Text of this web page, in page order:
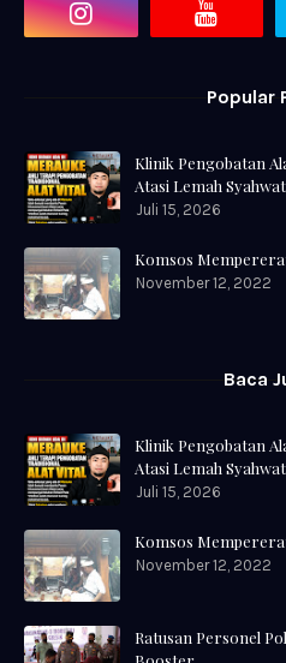
Popular
Klinik Pengobatan
Atasi Lemah Syahwat
Juli 15, 2026
Komsos
November 12, 2022
Baca
Klinik Pengobatan
Atasi Lemah Syahwat
Juli 15, 2026
Komsos
November 12, 2022
Ratusan Personel